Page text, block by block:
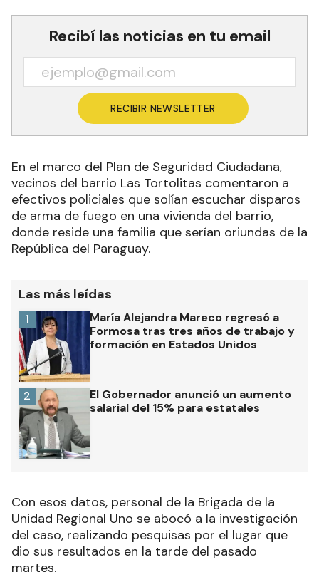
Recibí las noticias en tu email
RECIBIR NEWSLETTER
En el marco del Plan de Seguridad Ciudadana,
vecinos del barrio Las Tortolitas comentaron a
efectivos policiales que solían escuchar disparos
de arma de fuego en una vivienda del barrio,
donde reside una familia que serían oriundas de la
República del Paraguay.
Las más leídas
María Alejandra Mareco regresó a
Formosa tras tres años de trabajo y
formación en Estados Unidos
1
El Gobernador anunció un aumento
salarial del 15% para estatales
2
Con esos datos, personal de la Brigada de la
Unidad Regional Uno se abocó a la investigación
del caso, realizando pesquisas por el lugar que
dio sus resultados en la tarde del pasado
martes.